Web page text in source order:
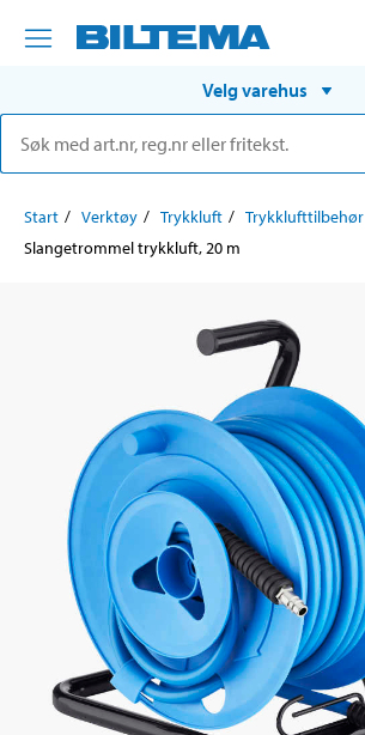
Velg varehus
Start Verktøy Trykkluft Trykklufttilbehør
Slangetrommel trykkluft, 20 m